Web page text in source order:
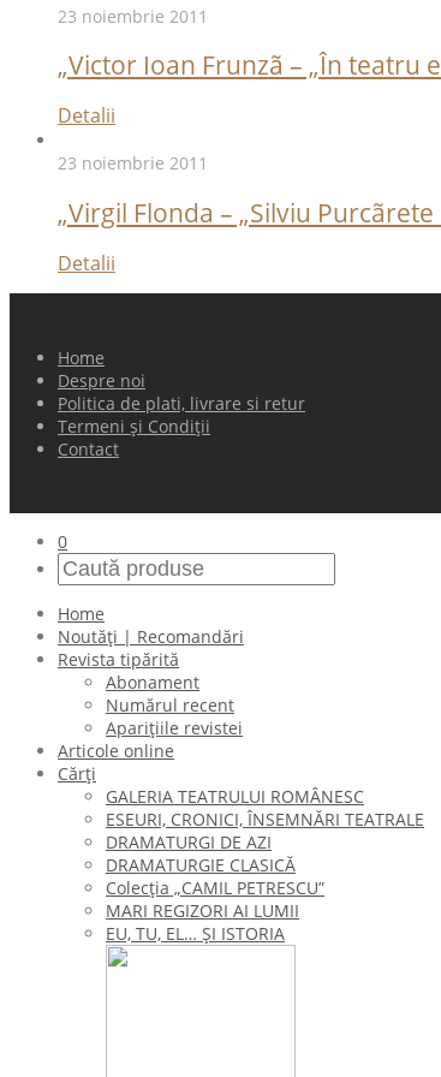
23 noiembrie 2011
„Victor Ioan Frunzã – „În teatru
Detalii
23 noiembrie 2011
„Virgil Flonda – „Silviu
Detalii
Home
Despre noi
Politica de plati, livrare si retur
Termeni și Condiții
Contact
0
Home
Noutăți | Recomandări
Revista tipărită
Abonament
Numărul recent
Aparițiile revistei
Articole online
Cărți
GALERIA TEATRULUI ROMÂNESC
ESEURI, CRONICI, ÎNSEMNĂRI TEATRALE
DRAMATURGI DE AZI
DRAMATURGIE CLASICĂ
Colecţia „CAMIL PETRESCU”
MARI REGIZORI AI LUMII
EU, TU, EL… ŞI ISTORIA